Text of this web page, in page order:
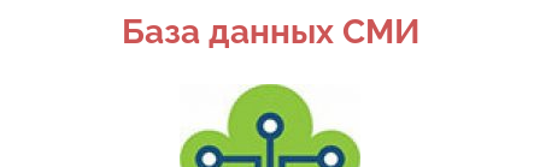
База данных СМИ